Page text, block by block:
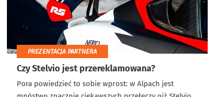
PREZENTACJA PARTNERA
Czy Stelvio jest przereklamowana?
Pora powiedzieć to sobie wprost: w Alpach jest